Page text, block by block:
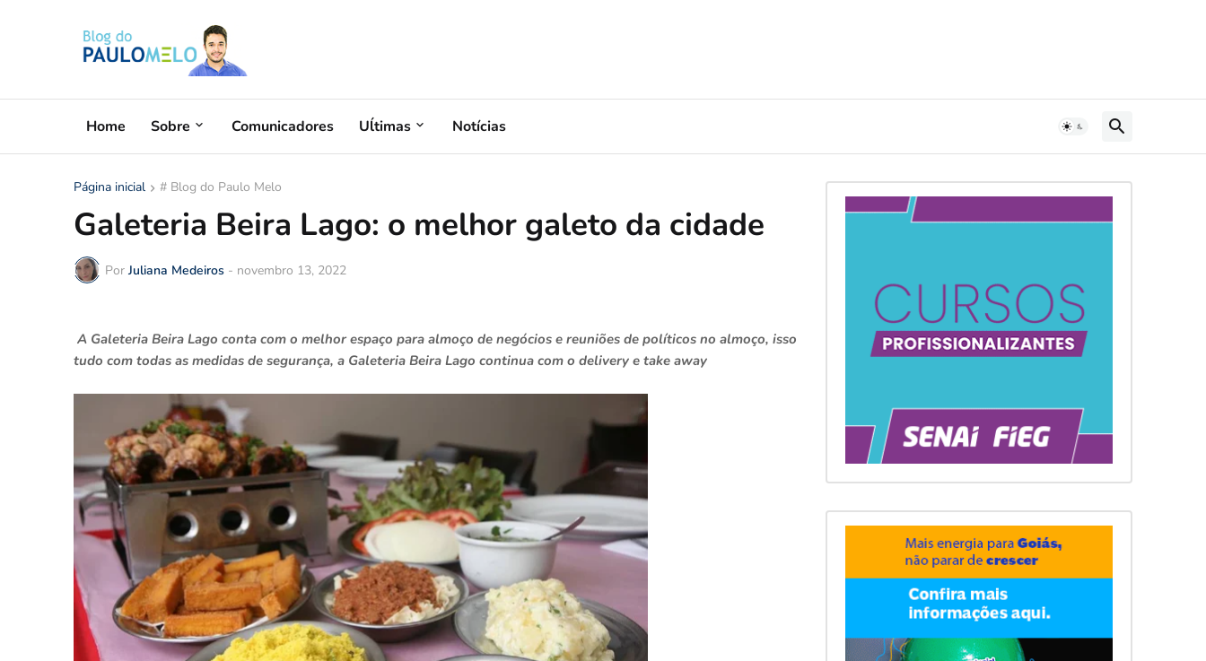
Home Sobre Comunicadores Uĺtimas Notícias
Página inicial # Blog do Paulo Melo
Galeteria Beira Lago: o melhor galeto da cidade
Por Juliana Medeiros - novembro 13, 2022
A Galeteria Beira Lago conta com o melhor espaço para almoço de negócios e reuniões de políticos no almoço, isso
tudo com todas as medidas de segurança, a Galeteria Beira Lago continua com o delivery e take away